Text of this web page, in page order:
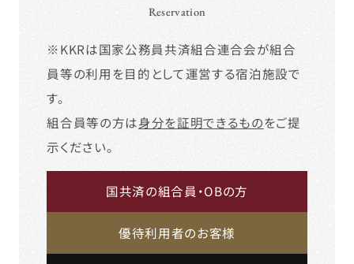
Reservation
※KKRは国家公務員共済組合連合会が組合
員等の利用を目的として運営する宿泊施設で
す。
組合員等の方は身分を証明できるものをご提
示ください。
国共済の組合員・OBの方
優待利用者のお客様